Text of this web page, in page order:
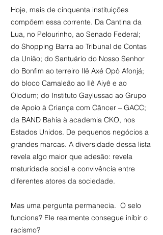
Hoje, mais de cinquenta instituições
compõem essa corrente. Da Cantina da
Lua, no Pelourinho, ao Senado Federal;
do Shopping Barra ao Tribunal de Contas
da União; do Santuário do Nosso Senhor
do Bonfim ao terreiro Ilê Axé Opô Afonjá;
do bloco Camaleão ao Ilê Aiyê e ao
Olodum; do Instituto Gaylussac ao Grupo
de Apoio à Criança com Câncer – GACC;
da BAND Bahia à academia CKO, nos
Estados Unidos. De pequenos negócios a
grandes marcas. A diversidade dessa lista
revela algo maior que adesão: revela
maturidade social e convivência entre
diferentes atores da sociedade.
Mas uma pergunta permanecia. O selo
funciona? Ele realmente consegue inibir o
racismo?